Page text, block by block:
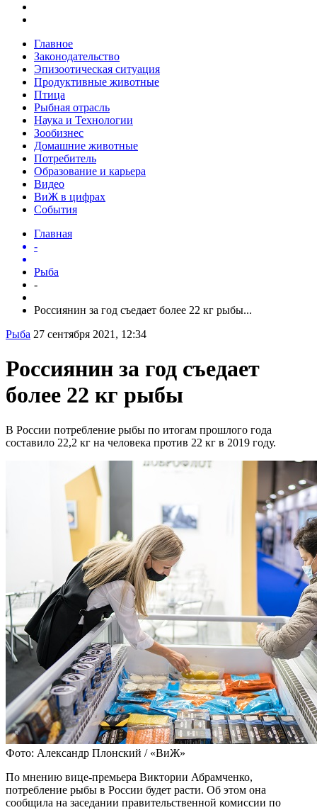
Главное
Законодательство
Эпизоотическая ситуация
Продуктивные животные
Птица
Рыбная отрасль
Наука и Технологии
Зообизнес
Домашние животные
Потребитель
Образование и карьера
Видео
ВиЖ в цифрах
События
Главная
-
Рыба
-
Россиянин за год съедает более 22 кг рыбы...
Рыба 27 сентября 2021, 12:34
Россиянин за год съедает
более 22 кг рыбы
В России потребление рыбы по итогам прошлого года
составило 22,2 кг на человека против 22 кг в 2019 году.
Фото: Александр Плонский / «ВиЖ»
По мнению вице-премьера Виктории Абрамченко,
потребление рыбы в России будет расти. Об этом она
сообщила на заседании правительственной комиссии по